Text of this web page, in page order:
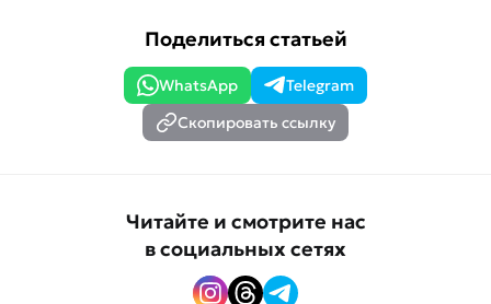
Поделиться статьей
WhatsApp
Telegram
Скопировать ссылку
Читайте и смотрите нас
в социальных сетях